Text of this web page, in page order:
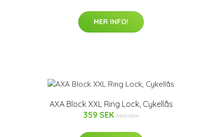
MER INFO!
AXA Block XXL Ring Lock, Cykellås
359 SEK 380 SEK